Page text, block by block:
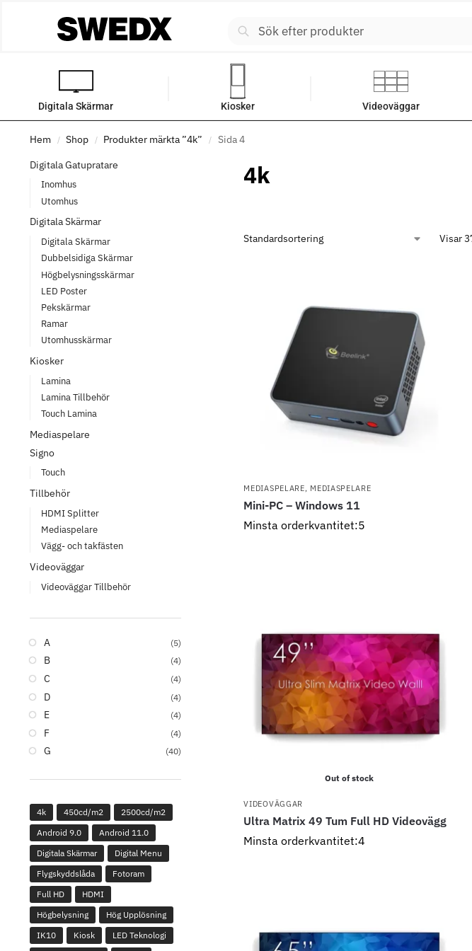
Digitala Skärmar Kiosker Videoväggar
Hem / Shop / Produkter märkta ”4k” / Sida 4
4k
Visar
MEDIASPELARE, MEDIASPELARE
Mini-PC – Windows 11
Minsta orderkvantitet:5
Out of stock
VIDEOVÄGGAR
Ultra Matrix 49 Tum Full HD Videovägg
Minsta orderkvantitet:4
Digitala Gatupratare
Inomhus
Utomhus
Digitala Skärmar
Digitala Skärmar
Dubbelsidiga Skärmar
Högbelysningsskärmar
LED Poster
Pekskärmar
Ramar
Utomhusskärmar
Kiosker
Lamina
Lamina Tillbehör
Touch Lamina
Mediaspelare
Signo
Touch
Tillbehör
HDMI Splitter
Mediaspelare
Vägg- och takfästen
Videoväggar
Videoväggar Tillbehör
A (5)
B (4)
C (4)
D (4)
E (4)
F (4)
G (40)
4k 450cd/m2
2500cd/m2
Android 9.0
Android 11.0
Digitala Skärmar
Digital Menu
Flygskyddslåda
Fotoram
Full HD
HDMI
Högbelysning
Hög Upplösning
IK10
Kiosk
LED Teknologi